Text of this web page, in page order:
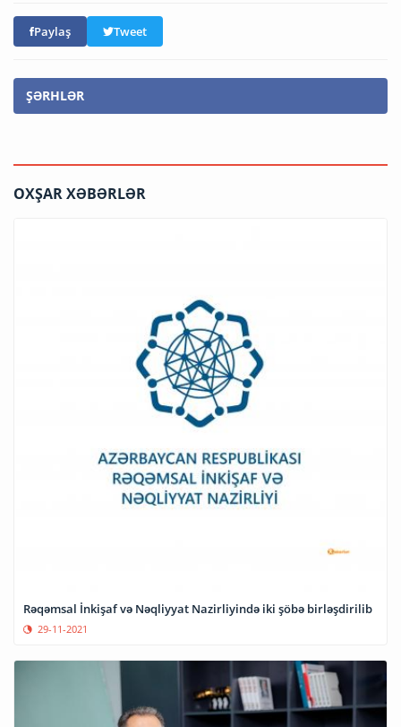
Paylaş Tweet
ŞƏRHLƏR
OXŞAR XƏBƏRLƏR
Rəqəmsal İnkişaf və Nəqliyyat Nazirliyində iki şöbə birləşdirilib
29-11-2021